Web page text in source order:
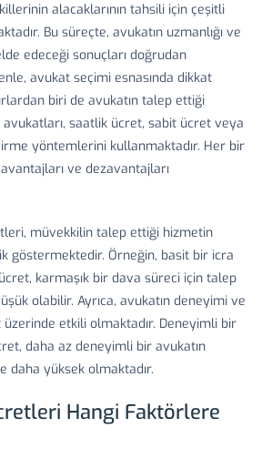
alacaklarının tahsili için çeşitli
Bu süreçte, avukatın uzmanlığı ve
edeceği sonuçları doğrudan
avukat seçimi esnasında dikkat
biri de avukatın talep ettiği
saatlik ücret, sabit ücret veya
yöntemlerini kullanmaktadır. Her bir
ve dezavantajları
müvekkilin talep ettiği hizmetin
göstermektedir. Örneğin, basit bir icra
karmaşık bir dava süreci için talep
olabilir. Ayrıca, avukatın deneyimi ve
üzerinde etkili olmaktadır. Deneyimli bir
daha az deneyimli bir avukatın
daha yüksek olmaktadır.
Hangi Faktörlere